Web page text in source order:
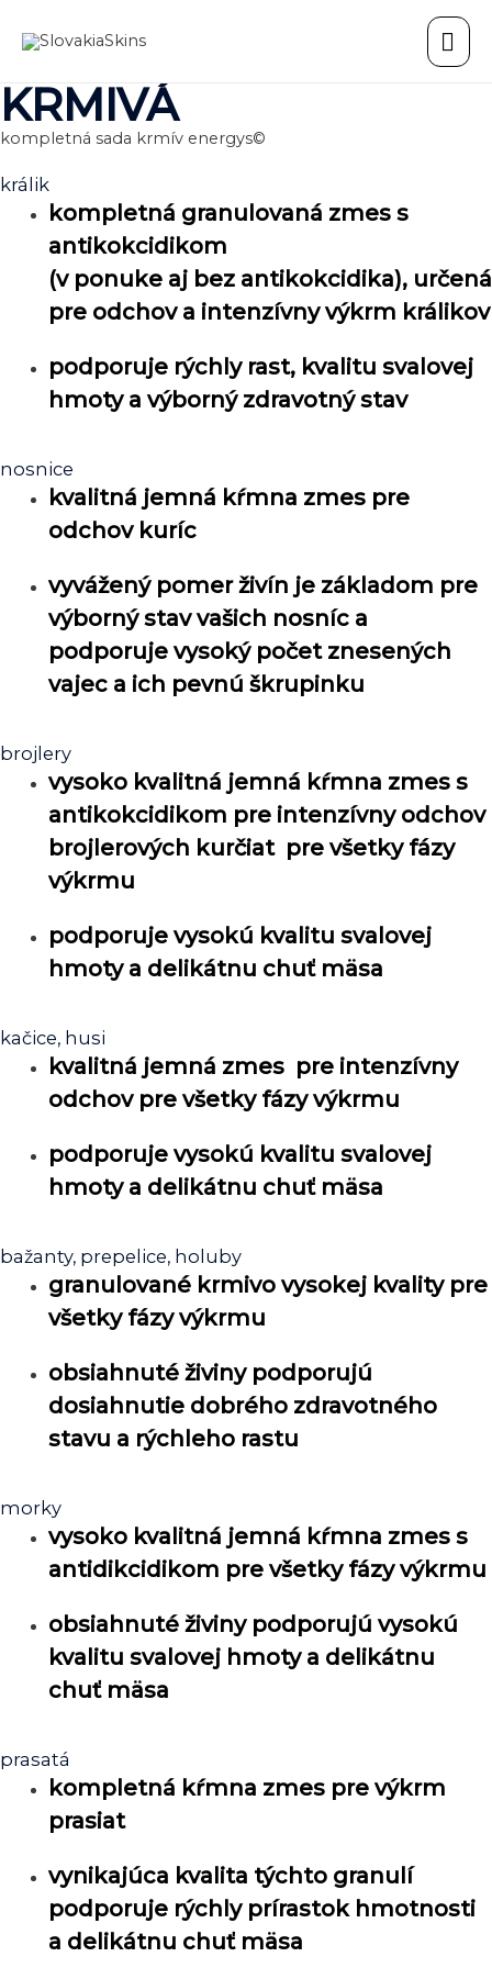
KRMIVÁ
kompletná sada krmív energys©
králik
kompletná granulovaná zmes s
antikokcidikom
(v ponuke aj bez antikokcidika), určená
pre odchov a intenzívny výkrm králikov
podporuje rýchly rast, kvalitu svalovej
hmoty a výborný zdravotný stav
nosnice
kvalitná jemná kŕmna zmes pre
odchov kuríc
vyvážený pomer živín je základom pre
výborný stav vašich nosníc a
podporuje vysoký počet znesených
vajec a ich pevnú škrupinku
brojlery
vysoko kvalitná jemná kŕmna zmes s
antikokcidikom pre intenzívny odchov
brojlerových kurčiat pre všetky fázy
výkrmu
podporuje vysokú kvalitu svalovej
hmoty a delikátnu chuť mäsa
kačice, husi
kvalitná jemná zmes pre intenzívny
odchov pre všetky fázy výkrmu
podporuje vysokú kvalitu svalovej
hmoty a delikátnu chuť mäsa
bažanty, prepelice, holuby
granulované krmivo vysokej kvality pre
všetky fázy výkrmu
obsiahnuté živiny podporujú
dosiahnutie dobrého zdravotného
stavu a rýchleho rastu
morky
vysoko kvalitná jemná kŕmna zmes s
antidikcidikom pre všetky fázy výkrmu
obsiahnuté živiny podporujú vysokú
kvalitu svalovej hmoty a delikátnu
chuť mäsa
prasatá
kompletná kŕmna zmes pre výkrm
prasiat
vynikajúca kvalita týchto granulí
podporuje rýchly prírastok hmotnosti
a delikátnu chuť mäsa